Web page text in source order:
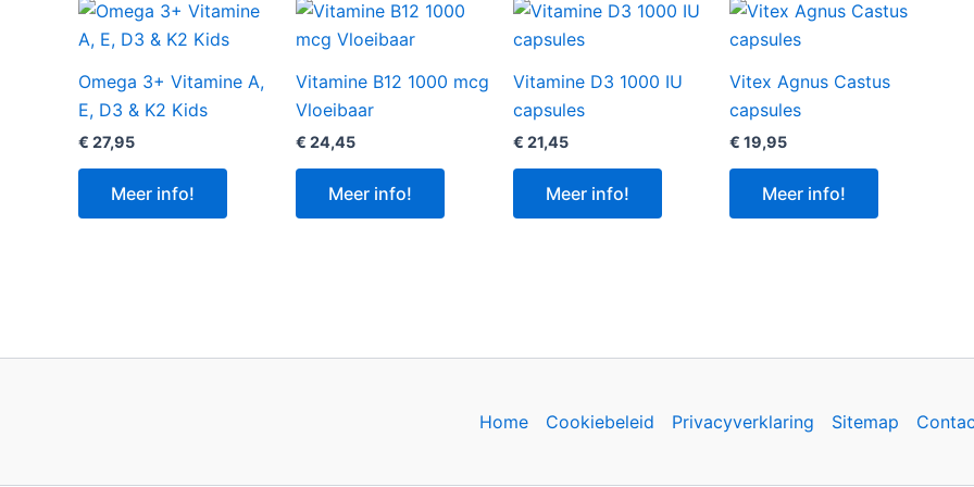
Omega 3+ Vitamine A,
E, D3 & K2 Kids
€ 27,95
Meer info!
Vitamine B12 1000 mcg
Vloeibaar
€ 24,45
Meer info!
Vitamine D3 1000 IU
capsules
€ 21,45
Meer info!
Vitex Agnus Castus
capsules
€ 19,95
Meer info!
Home Cookiebeleid Privacyverklaring Sitemap